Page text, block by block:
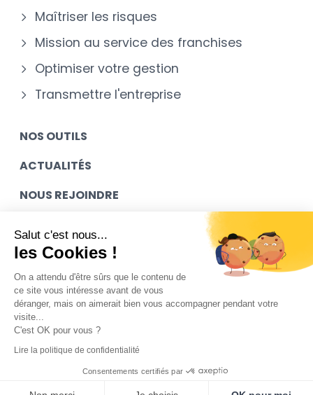
Maîtriser les risques
Mission au service des franchises
Optimiser votre gestion
Transmettre l'entreprise
NOS OUTILS
ACTUALITÉS
NOUS REJOINDRE
CONTACT
Mentions légales
Contact
Plan du site
Salut c'est nous...
les Cookies !
On a attendu d'être sûrs que le contenu de
ce site vous intéresse avant de vous
déranger, mais on aimerait bien vous accompagner pendant votre
visite...
C'est OK pour vous ?
Lire la politique de confidentialité
Consentements certifiés par